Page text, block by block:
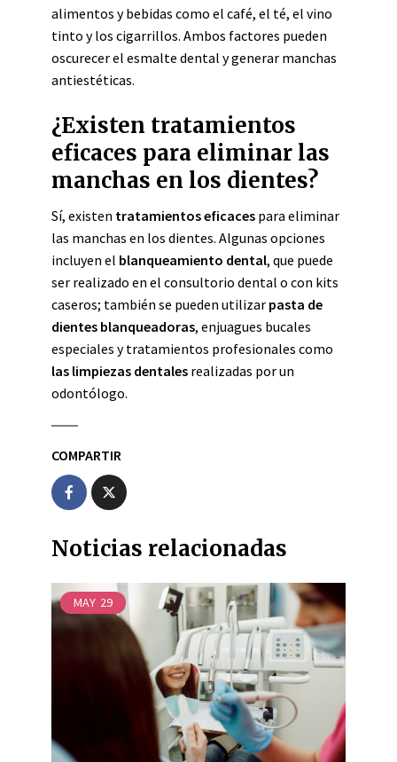
alimentos y bebidas como el café, el té, el vino
tinto y los cigarrillos. Ambos factores pueden
oscurecer el esmalte dental y generar manchas
antiestéticas.
¿Existen tratamientos
eficaces para eliminar las
manchas en los dientes?
Sí, existen tratamientos eficaces para eliminar
las manchas en los dientes. Algunas opciones
incluyen el blanqueamiento dental, que puede
ser realizado en el consultorio dental o con kits
caseros; también se pueden utilizar pasta de
dientes blanqueadoras, enjuagues bucales
especiales y tratamientos profesionales como
las limpiezas dentales realizadas por un
odontólogo.
COMPARTIR
Noticias relacionadas
MAY 29